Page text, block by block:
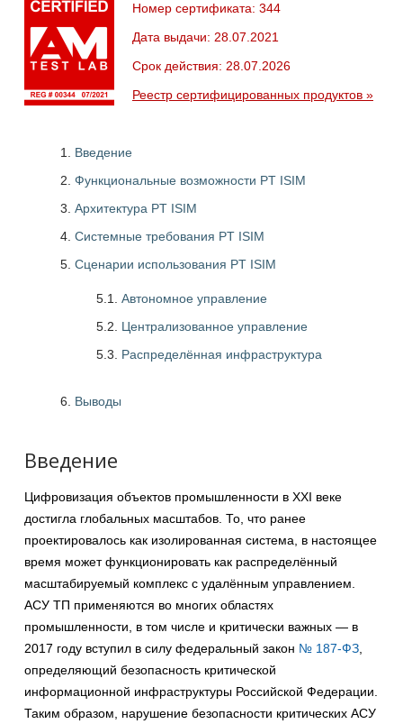
Номер сертификата: 344
Дата выдачи: 28.07.2021
Срок действия: 28.07.2026
Реестр сертифицированных продуктов »
Введение
Функциональные возможности PT ISIM
Архитектура PT ISIM
Системные требования PT ISIM
Сценарии использования PT ISIM
5.1. Автономное управление
5.2. Централизованное управление
5.3. Распределённая инфраструктура
Выводы
Введение
Цифровизация объектов промышленности в XXI веке
достигла глобальных масштабов. То, что ранее
проектировалось как изолированная система, в настоящее
время может функционировать как распределённый
масштабируемый комплекс с удалённым управлением.
АСУ ТП применяются во многих областях
промышленности, в том числе и критически важных — в
2017 году вступил в силу федеральный закон № 187-ФЗ,
определяющий безопасность критической
информационной инфраструктуры Российской Федерации.
Таким образом, нарушение безопасности критических АСУ